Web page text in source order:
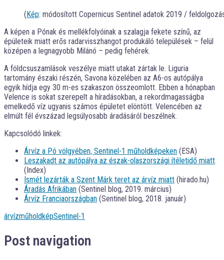
(Kép: módosított Copernicus Sentinel adatok 2019 /
A képen a Pónak és mellékfolyóinak a szalagja fekete színű, az
épületeik miatt erős radarvisszhangot produkáló települések – felül
középen a legnagyobb Milánó – pedig fehérek.
A földcsuszamlások veszélye miatt utakat zártak le. Liguria
tartomány északi részén, Savona közelében az A6-os autópálya
egyik hídja egy 30 m-es szakaszon összeomlott. Ebben a hónapban
Velence is sokat szerepelt a híradásokban, a rekordmagasságba
emelkedő víz ugyanis számos épületet elöntött. Velencében az
elmúlt fél évszázad legsúlyosabb áradásáról beszélnek.
Kapcsolódó linkek:
Árvíz a Pó völgyében, Sentinel-1 műholdképeken (ESA)
Leszakadt az autópálya az észak-olaszországi ítéletidő miatt
(Index)
Ismét lezárták a Szent Márk teret az árvíz miatt (hirado.hu)
Áradás Afrikában (Sentinel blog, 2019. március)
Árvíz Franciaországban (Sentinel blog, 2018. január)
árvízműholdképSentinel-1
Post navigation